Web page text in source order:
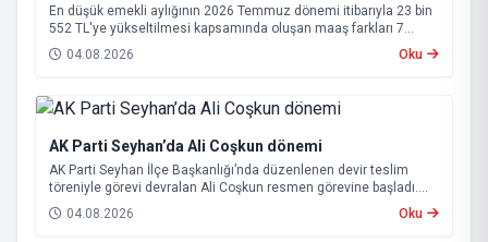
En düşük emekli aylığının 2026 Temmuz dönemi itibarıyla 23 bin
552 TL'ye yükseltilmesi kapsamında oluşan maaş farkları 7
Ağustos 2026 tarihinde hesaplara yatırılacak.
04.08.2026 Oku
AK Parti Seyhan’da Ali Coşkun dönemi
AK Parti Seyhan İlçe Başkanlığı’nda düzenlenen devir teslim
töreniyle görevi devralan Ali Coşkun resmen görevine başladı.
Hizmet vurgusu yapan Coşkun, “AK Partili olmak, bu ülkenin her
metrekaresine sevdalı olmaktır” dedi.
04.08.2026 Oku